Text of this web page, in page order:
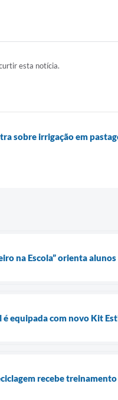
esta notícia.
sobre irrigação em
na Escola” orienta
equipada com novo Kit
recebe